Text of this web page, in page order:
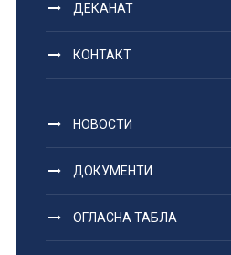
ДЕКАНАТ
КОНТАКТ
НОВОСТИ
ДОКУМЕНТИ
ОГЛАСНА ТАБЛА